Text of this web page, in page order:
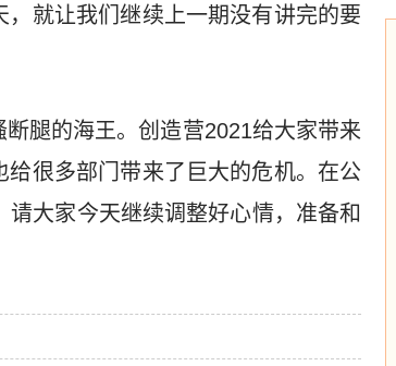
就让我们继续上一期没有讲完的要
腿的海王。创造营2021给大家带来
很多部门带来了巨大的危机。在公
大家今天继续调整好心情，准备和